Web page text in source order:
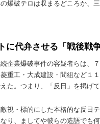
爆破テロは収まるどころか、
に代弁させる「戦後戦
企業爆破事件の容疑者らは、
重工・大成建設・間組など１
た。つまり、「反日」を掲げて
視・標的にした本格的な反日
り、ましてや彼らの造語でも